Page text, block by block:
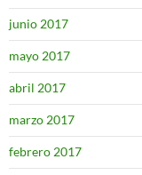
junio 2017
mayo 2017
abril 2017
marzo 2017
febrero 2017